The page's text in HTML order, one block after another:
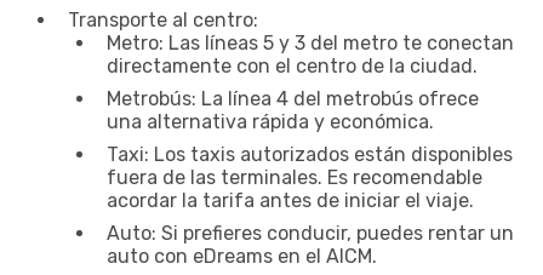
Transporte al centro:
Metro: Las líneas 5 y 3 del metro te conectan
directamente con el centro de la ciudad.
Metrobús: La línea 4 del metrobús ofrece
una alternativa rápida y económica.
Taxi: Los taxis autorizados están disponibles
fuera de las terminales. Es recomendable
acordar la tarifa antes de iniciar el viaje.
Auto: Si prefieres conducir, puedes rentar un
auto con eDreams en el AICM.